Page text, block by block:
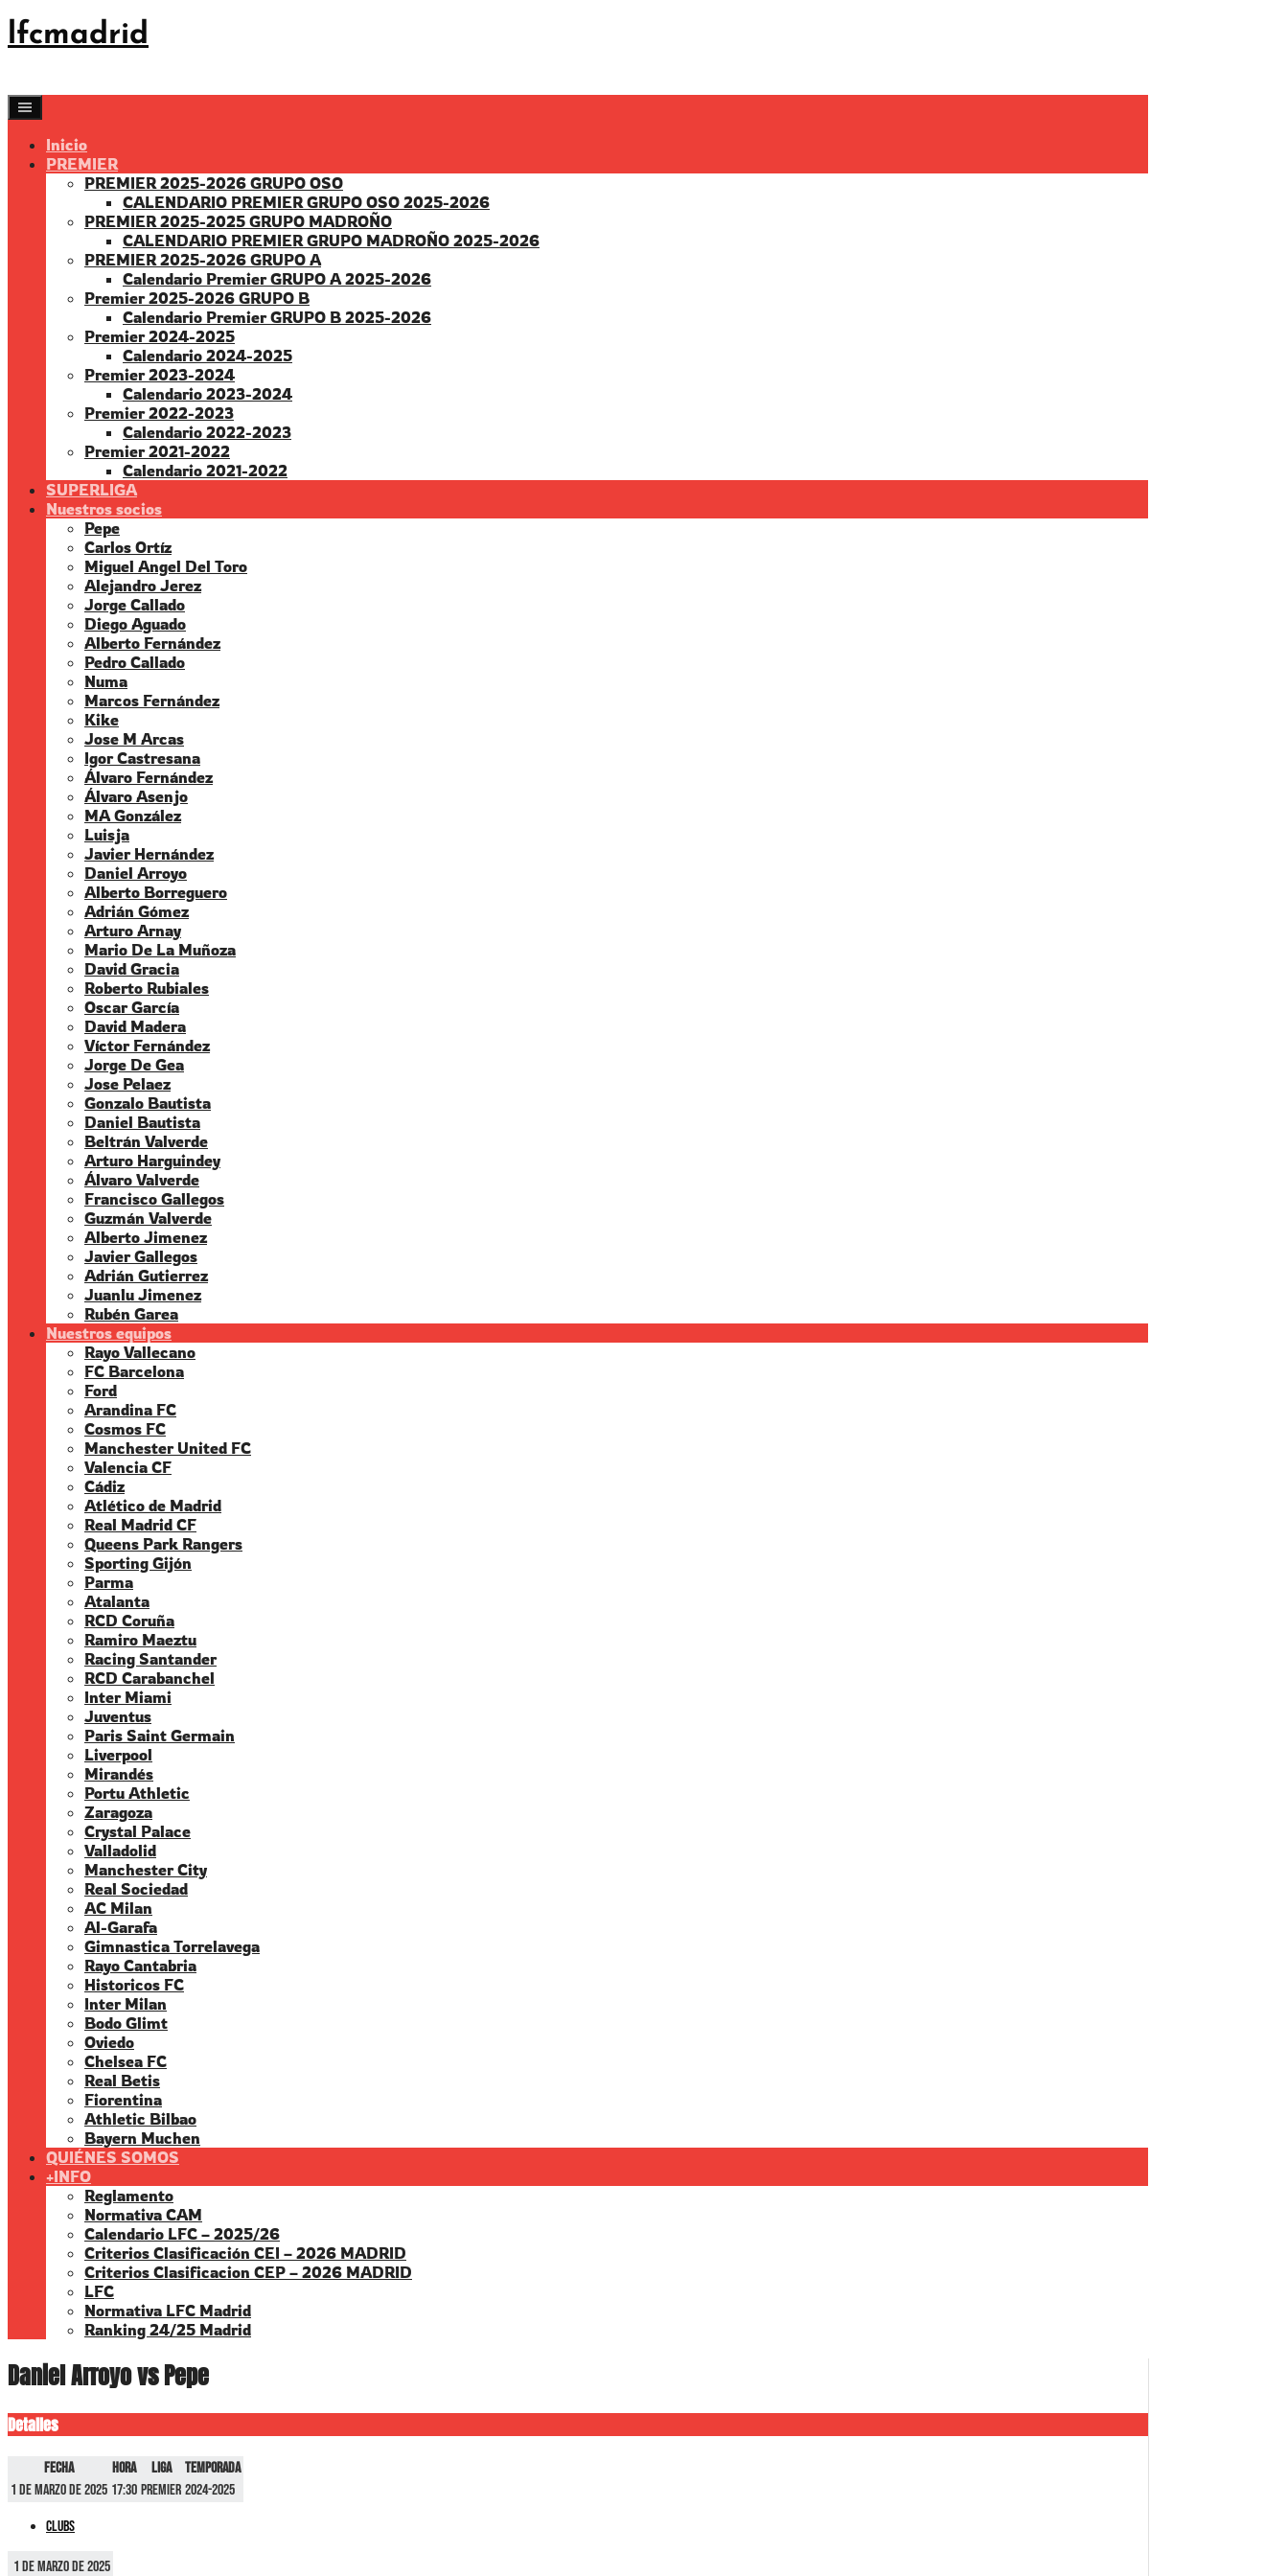
Saltar
al
lfcmadrid
Inicio
PREMIER
PREMIER 2025-2026 GRUPO OSO
CALENDARIO PREMIER GRUPO OSO 2025-2026
PREMIER 2025-2025 GRUPO MADROÑO
CALENDARIO PREMIER GRUPO MADROÑO 2025-2026
PREMIER 2025-2026 GRUPO A
Calendario Premier GRUPO A 2025-2026
Premier 2025-2026 GRUPO B
Calendario Premier GRUPO B 2025-2026
Premier 2024-2025
Calendario 2024-2025
Premier 2023-2024
Calendario 2023-2024
Premier 2022-2023
Calendario 2022-2023
Premier 2021-2022
Calendario 2021-2022
SUPERLIGA
Nuestros socios
Pepe
Carlos Ortíz
Miguel Angel Del Toro
Alejandro Jerez
Jorge Callado
Diego Aguado
Alberto Fernández
Pedro Callado
Numa
Marcos Fernández
Kike
Jose M Arcas
Igor Castresana
Álvaro Fernández
Álvaro Asenjo
MA González
Luisja
Javier Hernández
Daniel Arroyo
Alberto Borreguero
Adrián Gómez
Arturo Arnay
Mario De La Muñoza
David Gracia
Roberto Rubiales
Oscar García
David Madera
Víctor Fernández
Jorge De Gea
Jose Pelaez
Gonzalo Bautista
Daniel Bautista
Beltrán Valverde
Arturo Harguindey
Álvaro Valverde
Francisco Gallegos
Guzmán Valverde
Alberto Jimenez
Javier Gallegos
Adrián Gutierrez
Juanlu Jimenez
Rubén Garea
Nuestros equipos
Rayo Vallecano
FC Barcelona
Ford
Arandina FC
Cosmos FC
Manchester United FC
Valencia CF
Cádiz
Atlético de Madrid
Real Madrid CF
Queens Park Rangers
Sporting Gijón
Parma
Atalanta
RCD Coruña
Ramiro Maeztu
Racing Santander
RCD Carabanchel
Inter Miami
Juventus
Paris Saint Germain
Liverpool
Mirandés
Portu Athletic
Zaragoza
Crystal Palace
Valladolid
Manchester City
Real Sociedad
AC Milan
Al-Garafa
Gimnastica Torrelavega
Rayo Cantabria
Historicos FC
Inter Milan
Bodo Glimt
Oviedo
Chelsea FC
Real Betis
Fiorentina
Athletic Bilbao
Bayern Muchen
QUIÉNES SOMOS
+INFO
Reglamento
Normativa CAM
Calendario LFC – 2025/26
Criterios Clasificación CEI – 2026 MADRID
Criterios Clasificacion CEP – 2026 MADRID
LFC
Normativa LFC Madrid
Ranking 24/25 Madrid
Daniel Arroyo vs Pepe
Detalles
Fecha Hora Liga
Temporada
1 de marzo de 2025 17:30 Premier 2024-2025
Clubs
1 de marzo de 2025